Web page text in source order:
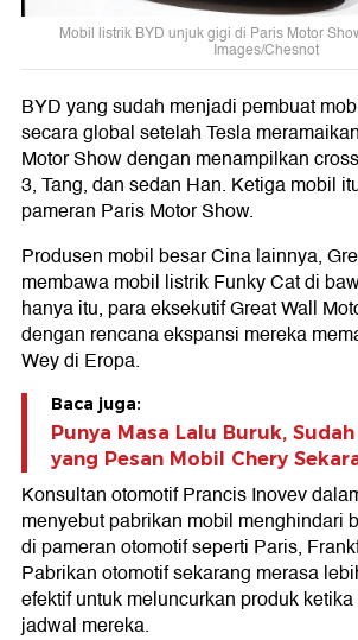
Mobil listrik BYD unjuk gigi di Paris Motor
Images/Chesnot
BYD yang sudah menjadi pembuat
secara global setelah Tesla
Motor Show dengan menampilkan
3, Tang, dan sedan Han. Ketiga mobil
pameran Paris Motor Show.
Produsen mobil besar Cina lainnya,
membawa mobil listrik Funky Cat di
hanya itu, para eksekutif Great Wall
dengan rencana ekspansi mereka
Wey di Eropa.
Baca juga:
Punya Masa Lalu Buruk,
yang Pesan Mobil Chery
Konsultan otomotif Prancis Inovev
menyebut pabrikan mobil menghindari
di pameran otomotif seperti Paris,
Pabrikan otomotif sekarang merasa
efektif untuk meluncurkan produk
jadwal mereka.